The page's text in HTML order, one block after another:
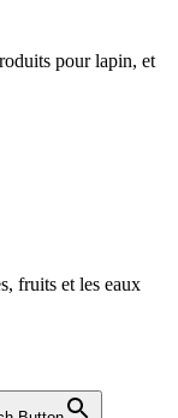
pour lapin, et
fruits et les eaux